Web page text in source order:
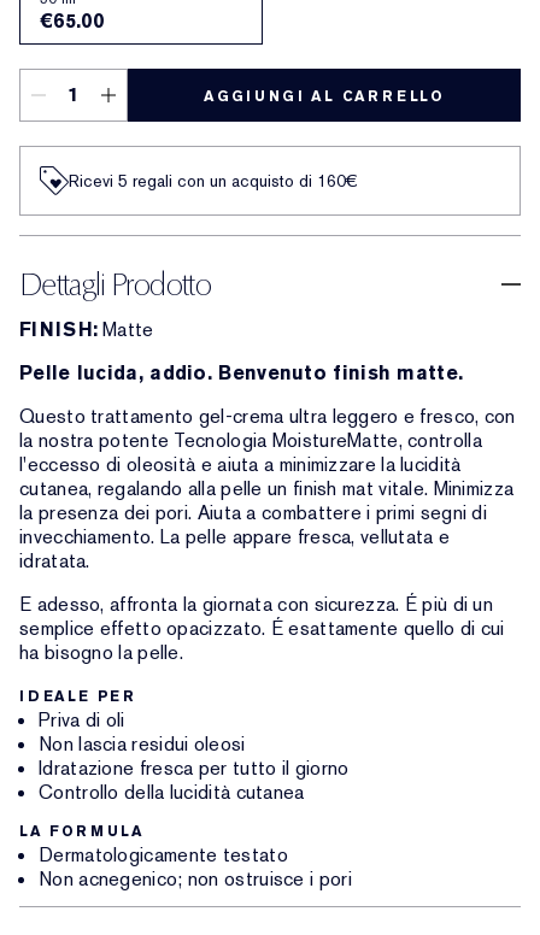
€65.00
AGGIUNGI AL CARRELLO
Ricevi 5 regali con un acquisto di 160€
Dettagli Prodotto
FINISH:Matte
Pelle lucida, addio. Benvenuto finish matte.
Questo trattamento gel-crema ultra leggero e fresco, con
la nostra potente Tecnologia MoistureMatte, controlla
l'eccesso di oleosità e aiuta a minimizzare la lucidità
cutanea, regalando alla pelle un finish mat vitale. Minimizza
la presenza dei pori. Aiuta a combattere i primi segni di
invecchiamento. La pelle appare fresca, vellutata e
idratata.
E adesso, affronta la giornata con sicurezza. É più di un
semplice effetto opacizzato. É esattamente quello di cui
ha bisogno la pelle.
IDEALE PER
Priva di oli
Non lascia residui oleosi
Idratazione fresca per tutto il giorno
Controllo della lucidità cutanea
LA FORMULA
Dermatologicamente testato
Non acnegenico; non ostruisce i pori